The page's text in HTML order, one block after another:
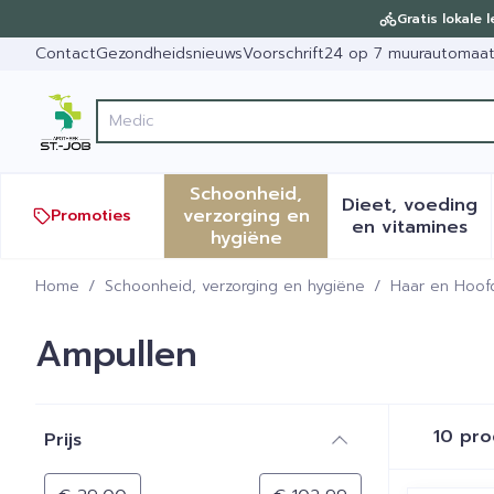
Gratis lokale
ContactGezondheidsnieuwsVoorschrift24 op 7 muurautomaat
Product, merk, categorie...
Vin
Promoties
Schoonheid,
verzorging en
hygiëneToon submenu voor
Dieet, voeding
en vitamines
Toon
Home / Schoonheid, verzorging en hygiëne / Haar en
Ampullen
Prijs
10